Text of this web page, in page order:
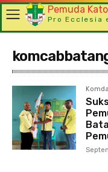
Pemuda
Pro Ecclesia